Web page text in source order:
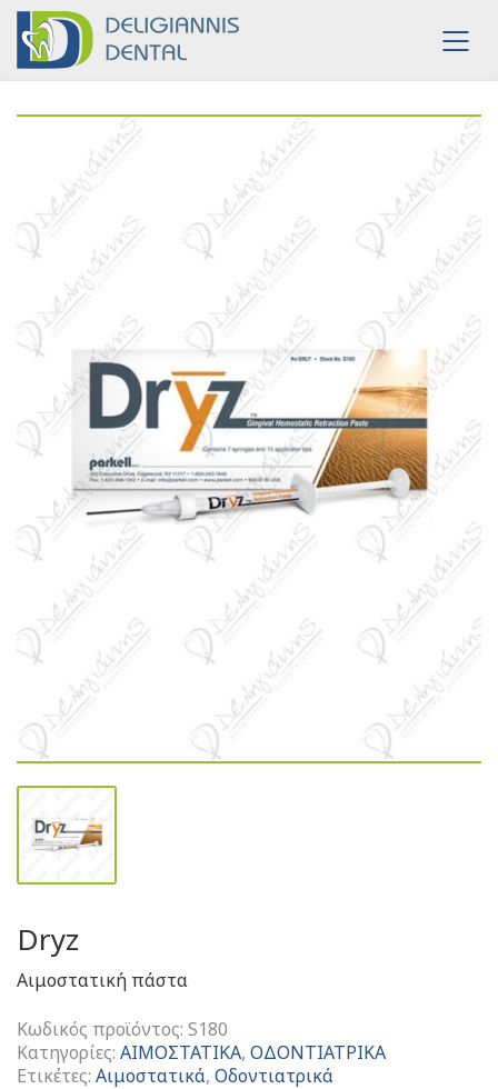
Dryz
Αιμοστατική πάστα
Κωδικός προϊόντος: S180
Κατηγορίες: ΑΙΜΟΣΤΑΤΙΚΑ, ΟΔΟΝΤΙΑΤΡΙΚΑ
Ετικέτες: Αιμοστατικά, Οδοντιατρικά